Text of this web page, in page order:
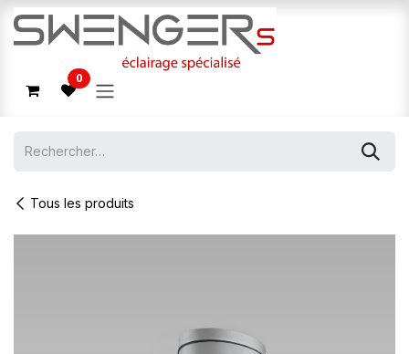
Se rendre au contenu
0
Tous les produits